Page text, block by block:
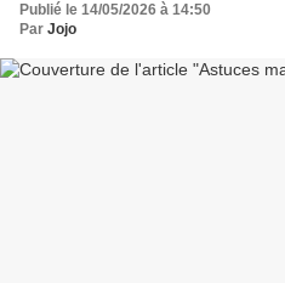
Publié le 14/05/2026 à 14:50
Par Jojo